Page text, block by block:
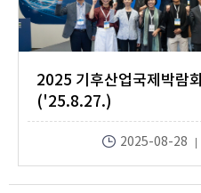
2025 기후산업국제박람
('25.8.27.)
2025-08-28